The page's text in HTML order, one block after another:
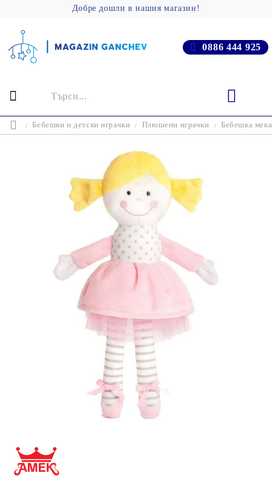
Добре дошли в нашия магазин!
0886 444 925
Бебешки и детски играчки Плюшени играчки Бебешка